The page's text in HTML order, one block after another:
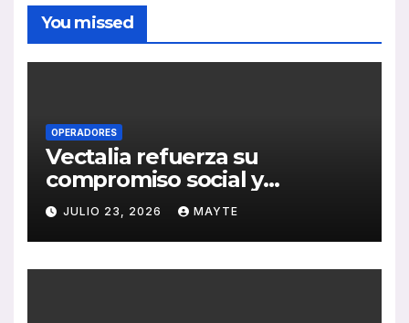
You missed
OPERADORES
Vectalia refuerza su
compromiso social y
medioambiental con la
publicación de su Memoria
de RSC 2025
JULIO 23, 2026 MAYTE